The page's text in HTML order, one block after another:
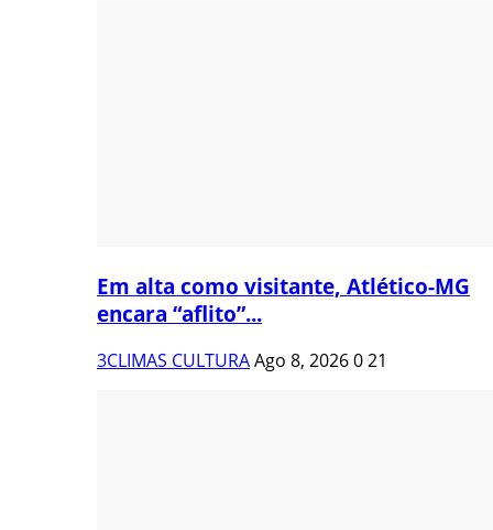
Em alta como visitante, Atlético-MG
encara “aflito”...
3CLIMAS CULTURAAgo 8, 2026021